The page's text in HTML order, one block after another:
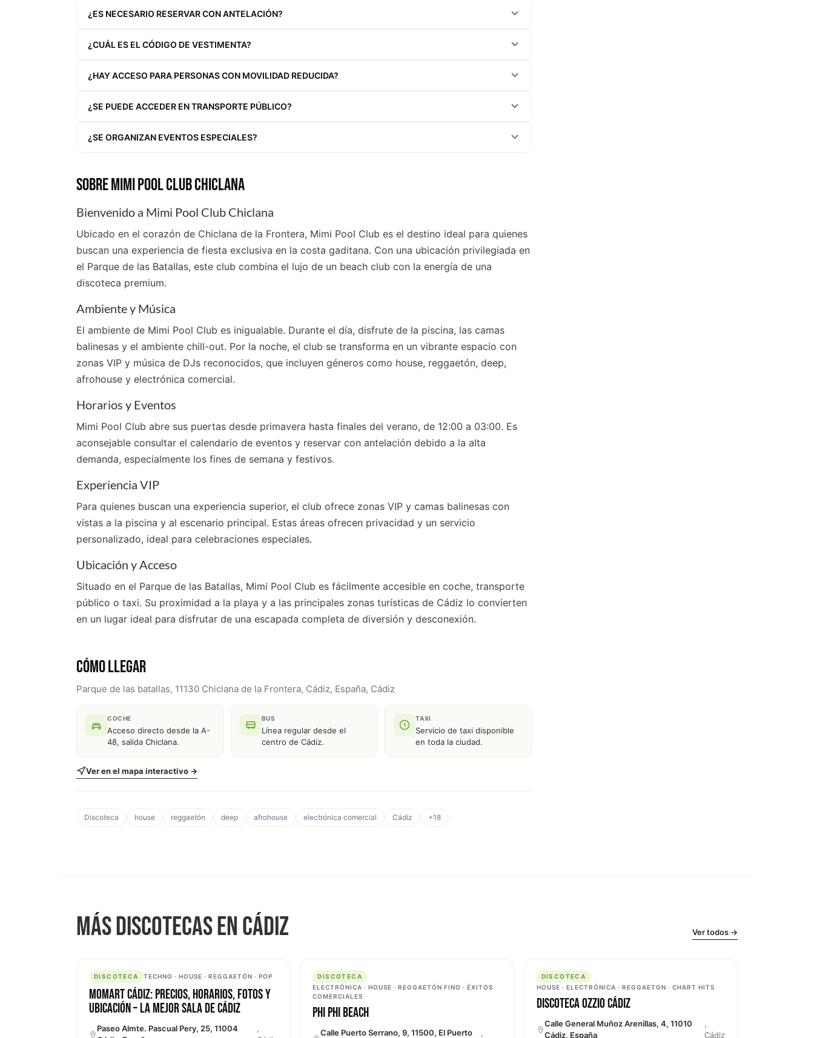
¿ES NECESARIO RESERVAR CON ANTELACIÓN?
¿CUÁL ES EL CÓDIGO DE VESTIMENTA?
¿HAY ACCESO PARA PERSONAS CON MOVILIDAD REDUCIDA?
¿SE PUEDE ACCEDER EN TRANSPORTE PÚBLICO?
¿SE ORGANIZAN EVENTOS ESPECIALES?
SOBRE MIMI POOL CLUB CHICLANA
Bienvenido a Mimi Pool Club Chiclana
Ubicado en el corazón de Chiclana de la Frontera, Mimi Pool Club es el destino ideal para quienes
buscan una experiencia de fiesta exclusiva en la costa gaditana. Con una ubicación privilegiada en
el Parque de las Batallas, este club combina el lujo de un beach club con la energía de una
discoteca premium.
Ambiente y Música
El ambiente de Mimi Pool Club es inigualable. Durante el día, disfrute de la piscina, las camas
balinesas y el ambiente chill-out. Por la noche, el club se transforma en un vibrante espacio con
zonas VIP y música de DJs reconocidos, que incluyen géneros como house, reggaetón, deep,
afrohouse y electrónica comercial.
Horarios y Eventos
Mimi Pool Club abre sus puertas desde primavera hasta finales del verano, de 12:00 a 03:00. Es
aconsejable consultar el calendario de eventos y reservar con antelación debido a la alta
demanda, especialmente los fines de semana y festivos.
Experiencia VIP
Para quienes buscan una experiencia superior, el club ofrece zonas VIP y camas balinesas con
vistas a la piscina y al escenario principal. Estas áreas ofrecen privacidad y un servicio
personalizado, ideal para celebraciones especiales.
Ubicación y Acceso
Situado en el Parque de las Batallas, Mimi Pool Club es fácilmente accesible en coche, transporte
público o taxi. Su proximidad a la playa y a las principales zonas turísticas de Cádiz lo convierten
en un lugar ideal para disfrutar de una escapada completa de diversión y desconexión.
CÓMO LLEGAR
Parque de las batallas, 11130 Chiclana de la Frontera, Cádiz, España, Cádiz
COCHE
Acceso directo desde la A-
48, salida Chiclana.
BUS
Línea regular desde el
centro de Cádiz.
TAXI
Servicio de taxi disponible
en toda la ciudad.
Ver en el mapa interactivo →
Discoteca house reggaetón deep afrohouse electrónica comercial Cádiz +18
MÁS DISCOTECAS EN CÁDIZ Ver todos →
DISCOTECA
DISCOTECA TECHNO · HOUSE · REGGAETÓN · POP
MOMART CÁDIZ: PRECIOS, HORARIOS, FOTOS Y
UBICACIÓN – LA MEJOR SALA DE CÁDIZ
Paseo Almte. Pascual Pery, 25, 11004
,
DISCOTECA
DISCOTECA
ELECTRÓNICA · HOUSE · REGGAETÓN FINO · ÉXITOS
COMERCIALES
PHI PHI BEACH
Calle Puerto Serrano, 9, 11500, El Puerto ,
DISCOTECA
DISCOTECA
HOUSE · ELECTRÓNICA · REGGAETON · CHART HITS
DISCOTECA OZZIO CÁDIZ
Calle General Muñoz Arenillas, 4, 11010
Cádiz, España
,
Cádiz